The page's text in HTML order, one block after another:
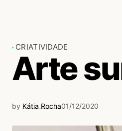
CRIATIVIDADE
Arte
by Kátia Rocha01/12/2020